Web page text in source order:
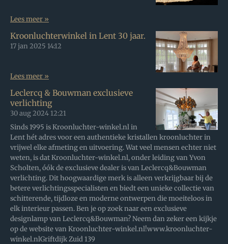
Lees meer »
Kroonluchterwinkel in Lent 30 jaar.
17 jan 2025 14:12
Lees meer »
Leclercq & Bouwman exclusieve
verlichting
30 aug 2024 12:21
Sinds 1995 is Kroonluchter-winkel.nl in
Lent hét adres voor een authentieke kristallen kroonluchter in
vrijwel elke afmeting en uitvoering. Wat veel mensen echter niet
weten, is dat Kroonluchter-winkel.nl, onder leiding van Yvon
Scholten, óók de exclusieve dealer is van Leclercq&Bouwman
verlichting. Dit hoogwaardige merk is alleen verkrijgbaar bij de
betere verlichtingsspecialisten en biedt een unieke collectie van
schitterende, tijdloze en moderne ontwerpen die moeiteloos in
elk interieur passen. Ben je op zoek naar een exclusieve
designlamp van Leclercq&Bouwman? Neem dan zeker een kijkje
op de website van Kroonluchter-winkel.nl!www.kroonluchter-
winkel.nlGriftdijk Zuid 139